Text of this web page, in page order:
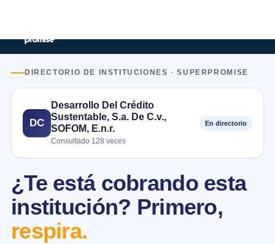
DIRECTORIO DE INSTITUCIONES · SUPERPROMISE
DC
Desarrollo Del Crédito
Sustentable, S.a. De C.v.,
SOFOM, E.n.r.
Consultado 128 veces
En directorio
¿Te está cobrando esta
institución? Primero,
respira.